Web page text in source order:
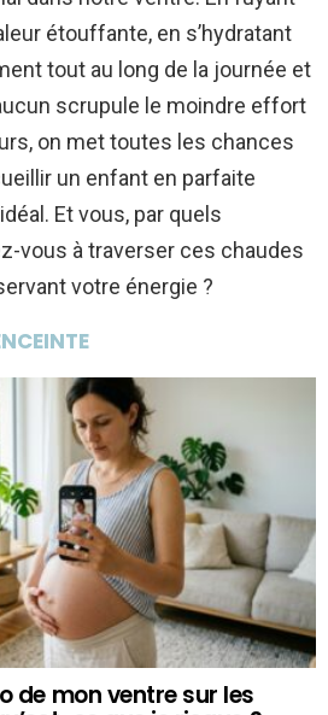
étouffante, en s’hydratant
tout au long de la journée et
scrupule le moindre effort
on met toutes les chances
un enfant en parfaite
Et vous, par quels
vous à traverser ces chaudes
votre énergie ?
de mon ventre sur les